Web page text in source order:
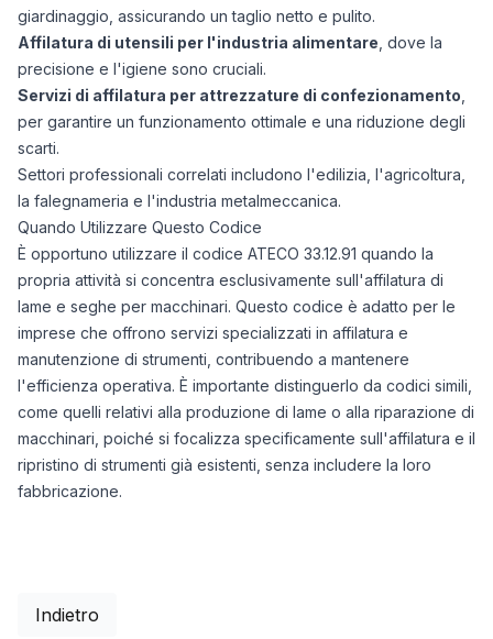
giardinaggio, assicurando un taglio netto e pulito.
Affilatura di utensili per l'industria alimentare , dove la
precisione e l'igiene sono cruciali.
Servizi di affilatura per attrezzature di confezionamento
per garantire un funzionamento ottimale e una riduzione degli
scarti.
Settori professionali correlati includono l'edilizia, l'agricoltura,
la falegnameria e l'industria metalmeccanica.
Quando Utilizzare Questo Codice
È opportuno utilizzare il codice ATECO 33.12.91 quando la
propria attività si concentra esclusivamente sull'affilatura di
lame e seghe per macchinari. Questo codice è adatto per le
imprese che offrono servizi specializzati in affilatura e
manutenzione di strumenti, contribuendo a mantenere
l'efficienza operativa. È importante distinguerlo da codici simili,
come quelli relativi alla produzione di lame o alla riparazione di
macchinari, poiché si focalizza specificamente sull'affilatura e il
ripristino di strumenti già esistenti, senza includere la loro
fabbricazione.
Indietro